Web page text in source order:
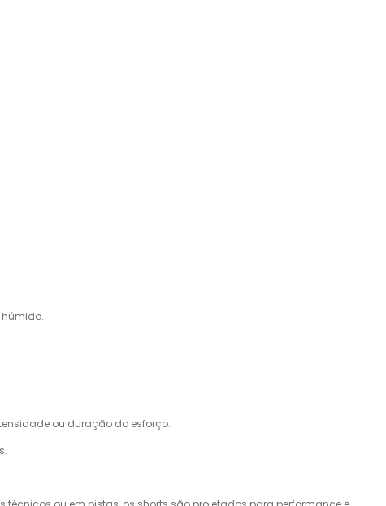
húmido.
ou duração do esforço.